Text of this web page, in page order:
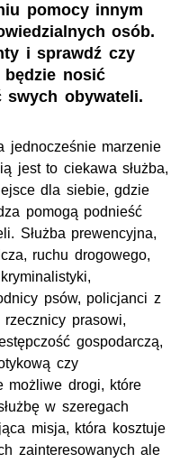
pomocy innym
osób.
i sprawdź czy
nosić
obywateli.
jednocześnie marzenie
jest to ciekawa służba,
dla siebie, gdzie
pomogą podnieść
Służba prewencyjna,
ruchu drogowego,
psów, policjanci z
rzecznicy prasowi,
gospodarczą,
czy
możliwe drogi, które
w szeregach
misja, która kosztuje
zainteresowanych ale